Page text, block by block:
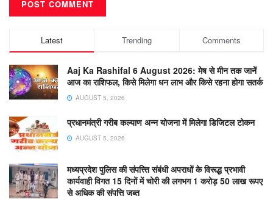
Latest Trending Comments
Aaj Ka Rashifal 6 August 2026: मेष से मीन तक जानें
आज का राशिफल, किसे मिलेगा धन लाभ और किसे रहना होगा सतर्क
AUGUST 5, 2026
प्रधानमंत्री गरीब कल्याण अन्न योजना में मिलेगा डिजिटल टोकन
AUGUST 5, 2026
मध्यप्रदेश पुलिस की संपत्त्ति संबंधी अपराधों के विरूद्ध प्रभावी
कार्यवाही विगत 15 दिनों में चोरी की लगभग 1 करोड़ 50 लाख रूपए
से अधिक की संपत्ति जब्‍त